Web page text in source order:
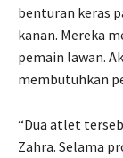
benturan keras
kanan. Mereka
pemain lawan.
membutuhkan
“Dua atlet
Zahra. Selama